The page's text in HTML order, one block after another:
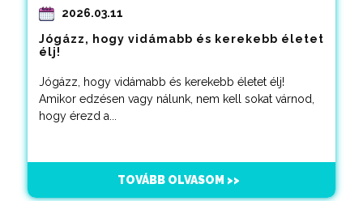
2026.03.11
Jógázz, hogy vidámabb és kerekebb életet
élj!
Jógázz, hogy vidámabb és kerekebb életet élj!
Amikor edzésen vagy nálunk, nem kell sokat várnod,
hogy érezd a...
TOVÁBB OLVASOM >>